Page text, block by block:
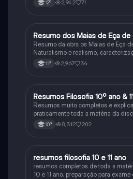
12º 2,942 71
Português
Resumo dos Maias de Eça
Resumo da obra os Maias de Eça
Naturalismo e realismo,
personagens e contexto histórico.
11º 2,967 34
Filosofia
Resumos Filosofia 10º ano &
Resumos muito completos e
praticamente toda a matéria da
10º 8,312 202
Filosofia
resumos filosofia 10 e 11 ano
resumos completos de toda a
10 e 11 ano. preparação para